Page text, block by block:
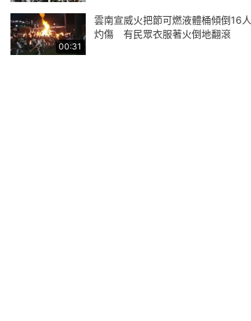
00:31
雲南宣威火把節可燃液體桶傾倒16人
灼傷 有民眾衣服著火倒地翻滾